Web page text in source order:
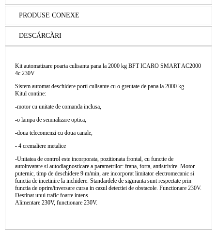
PRODUSE CONEXE
DESCĂRCĂRI
Kit automatizare poarta culisanta pana la 2000 kg BFT ICARO SMART AC2000
4c 230V
Sistem automat deschidere porti culisante cu o greutate de pana la 2000 kg.
Kitul contine:
-motor cu unitate de comanda inclusa,
-o lampa de semnalizare optica,
-doua telecomenzi cu doua canale,
- 4 cremaliere metalice
-Unitatea de control este incorporata, pozitionata frontal, cu functie de
autoinvatare si autodiagnosticare a parametrilor: frana, forta, antistrivire. Motor
puternic, timp de deschidere 9 m/min, are incorporat limitator electromecanic si
functia de incetinire la inchidere. Standardele de siguranta sunt respectate prin
functia de oprire/inversare cursa in cazul detectiei de obstacole. Functionare 230V.
Destinat unui trafic foarte intens.
Alimentare 230V, functionare 230V.